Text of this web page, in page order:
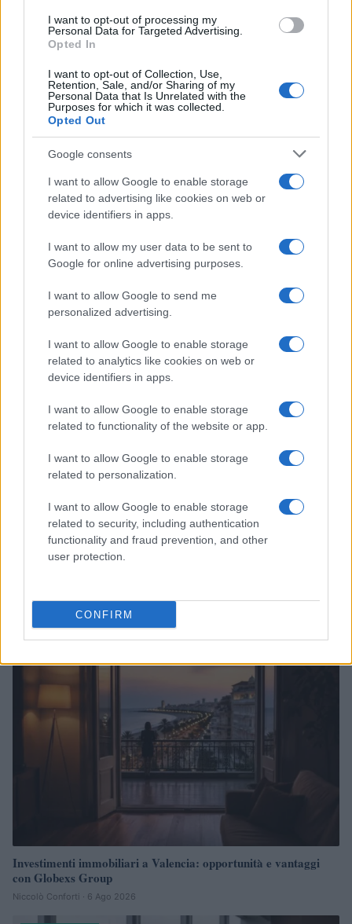
I want to opt-out of processing my
Personal Data for Targeted Advertising.
Opted In
I want to opt-out of Collection, Use,
Retention, Sale, and/or Sharing of my
Personal Data that Is Unrelated with the
Purposes for which it was collected.
Opted Out
Google consents
I want to allow Google to enable storage
related to advertising like cookies on web or
device identifiers in apps.
I want to allow my user data to be sent to
Google for online advertising purposes.
I want to allow Google to send me
personalized advertising.
I want to allow Google to enable storage
related to analytics like cookies on web or
device identifiers in apps.
I want to allow Google to enable storage
related to functionality of the website or app.
I want to allow Google to enable storage
related to personalization.
I want to allow Google to enable storage
related to security, including authentication
functionality and fraud prevention, and other
user protection.
CONFIRM
Francesca Spadaro
Francesca Spadaro ha ricostruito una catena
di investimenti veronese partendo dai bilanci
analista finanziaria che coordina dossier su
con camerali locali e cura newsletter
economiche territoriali.
Continua a leggere
Investimenti immobiliari a Valencia: opportunità e vantaggi
con Globexs Group
Niccolò Conforti · 6 Ago 2026